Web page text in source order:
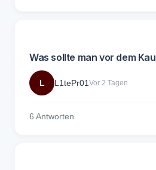
Was sollte man vor dem
L L1tePr01 Vor 2 Tagen
6 Antworten